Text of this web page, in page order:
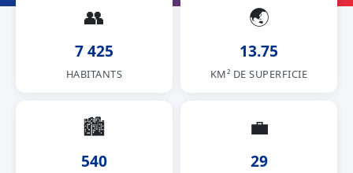
👥
7 425
HABITANTS
🌏
13.75
KM² DE SUPERFICIE
🏙
540
💼
29